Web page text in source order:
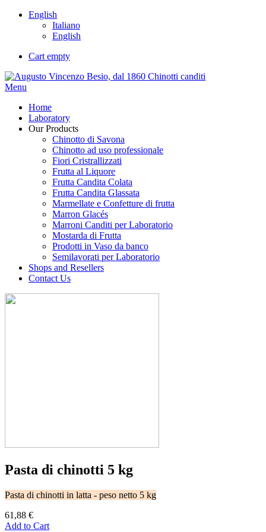
English
Italiano
English
Cart empty
Menu
Home
Laboratory
Our Products
Chinotto di Savona
Chinotto ad uso professionale
Fiori Cristrallizzati
Frutta al Liquore
Frutta Candita Colata
Frutta Candita Glassata
Marmellate e Confetture di frutta
Marron Glacés
Marroni Canditi per Laboratorio
Mostarda di Frutta
Prodotti in Vaso da banco
Semilavorati per Laboratorio
Shops and Resellers
Contact Us
Pasta di chinotti 5 kg
Pasta di chinotti in latta - peso netto 5 kg
61,88 €
Add to Cart